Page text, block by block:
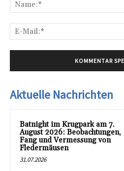
Aktuelle Nachrichten
Batnight im Krugpark am 7.
August 2026: Beobachtungen,
Fang und Vermessung von
Fledermäusen
31.07.2026